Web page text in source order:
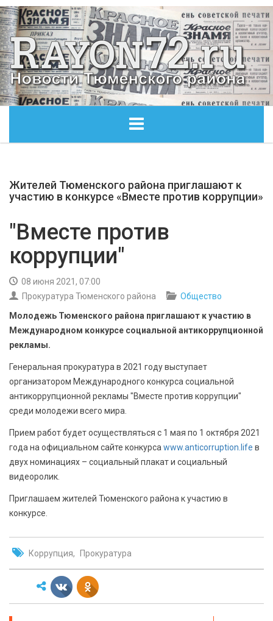
ОБЩЕСТВО
КУЛЬТУРА
БЕЗОПАСНОСТЬ
Жителей Тюменского района приглашают к
участию в конкурсе «Вместе против коррупции»
"Вместе против
коррупции"
08 июня 2021, 07:00
Прокуратура Тюменского района
Общество
Молодежь Тюменского района приглашают к участию в
Международном конкурсе социальной антикоррупционной
рекламы.
Генеральная прокуратура в 2021 году выступает
организатором Международного конкурса социальной
антикоррупционной рекламы "Вместе против коррупции"
среди молодежи всего мира.
Прием работ будет осуществляться с 1 мая по 1 октября 2021
года на официальном сайте конкурса www.anticorruption.life в
двух номинациях – социальный плакат и социальный
видеоролик.
Приглашаем жителей Тюменского района к участию в
конкурсе.
Коррупция Прокуратура